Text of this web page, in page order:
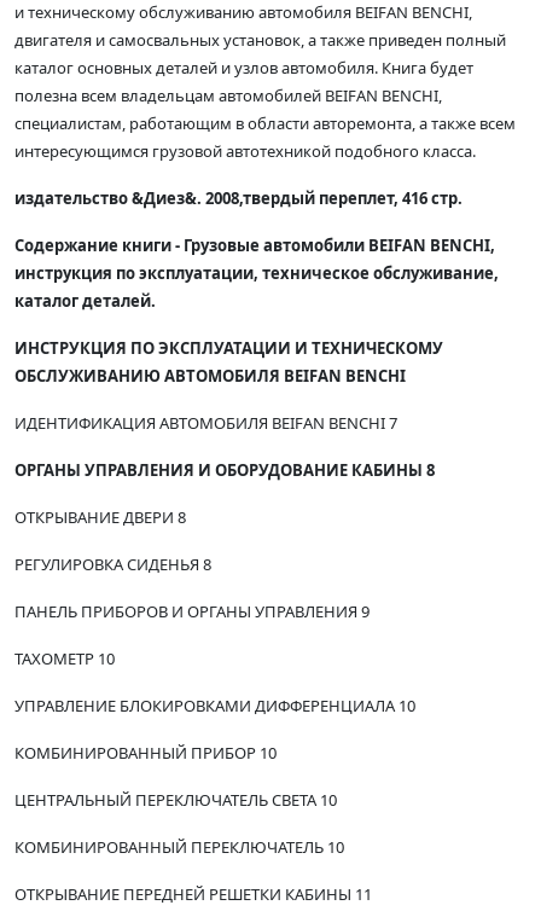
и техническому обслуживанию автомобиля BEIFAN BENCHI,
двигателя и самосвальных установок, а также приведен полный
каталог основных деталей и узлов автомобиля. Книга будет
полезна всем владельцам автомобилей BEIFAN BENCHI,
специалистам, работающим в области авторемонта, а также всем
интересующимся грузовой автотехникой подобного класса.
издательство &Диез&. 2008,твердый переплет, 416 стр.
Содержание книги - Грузовые автомобили BEIFAN BENCHI,
инструкция по эксплуатации, техническое обслуживание,
каталог деталей.
ИНСТРУКЦИЯ ПО ЭКСПЛУАТАЦИИ И ТЕХНИЧЕСКОМУ
ОБСЛУЖИВАНИЮ АВТОМОБИЛЯ BEIFAN BENCHI
ИДЕНТИФИКАЦИЯ АВТОМОБИЛЯ BEIFAN BENCHI 7
ОРГАНЫ УПРАВЛЕНИЯ И ОБОРУДОВАНИЕ КАБИНЫ 8
ОТКРЫВАНИЕ ДВЕРИ 8
РЕГУЛИРОВКА СИДЕНЬЯ 8
ПАНЕЛЬ ПРИБОРОВ И ОРГАНЫ УПРАВЛЕНИЯ 9
ТАХОМЕТР 10
УПРАВЛЕНИЕ БЛОКИРОВКАМИ ДИФФЕРЕНЦИАЛА 10
КОМБИНИРОВАННЫЙ ПРИБОР 10
ЦЕНТРАЛЬНЫЙ ПЕРЕКЛЮЧАТЕЛЬ СВЕТА 10
КОМБИНИРОВАННЫЙ ПЕРЕКЛЮЧАТЕЛЬ 10
ОТКРЫВАНИЕ ПЕРЕДНЕЙ РЕШЕТКИ КАБИНЫ 11